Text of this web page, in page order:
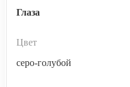
Глаза
Цвет
серо-голубой